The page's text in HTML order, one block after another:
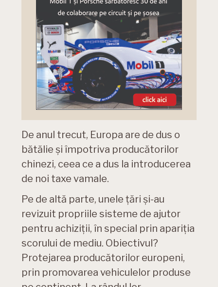
De anul trecut, Europa are de dus o
bătălie și împotriva producătorilor
chinezi, ceea ce a dus la introducerea
de noi taxe vamale.
Pe de altă parte, unele țări și-au
revizuit propriile sisteme de ajutor
pentru achiziții, în special prin apariția
scorului de mediu. Obiectivul?
Protejarea producătorilor europeni,
prin promovarea vehiculelor produse